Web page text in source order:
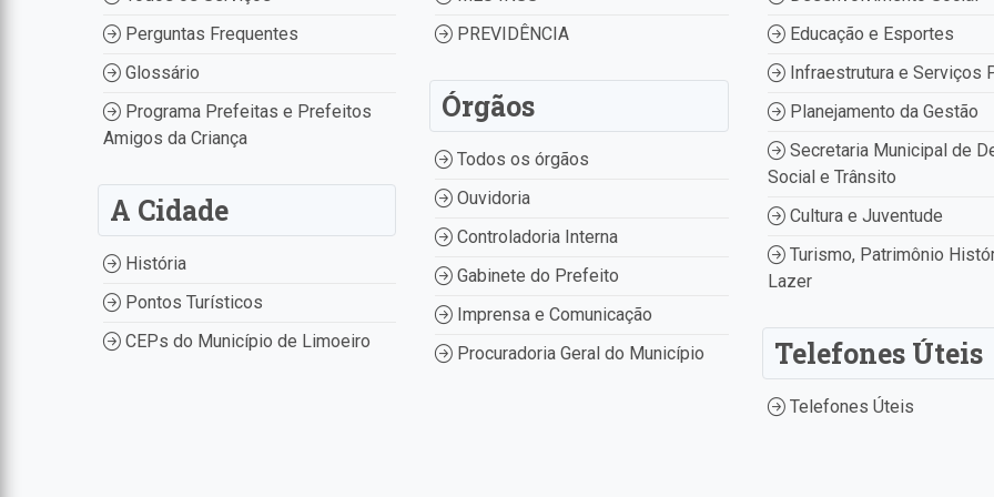
Perguntas Frequentes
Glossário
Programa Prefeitas e Prefeitos
Amigos da Criança
A Cidade
História
Pontos Turísticos
CEPs do Município de Limoeiro
PREVIDÊNCIA
Órgãos
Todos os órgãos
Ouvidoria
Controladoria Interna
Gabinete do Prefeito
Imprensa e Comunicação
Procuradoria Geral do Município
Educação e Esportes
Infraestrutura e Serviços
Planejamento da Gestão
Secretaria Municipal de
Social e Trânsito
Cultura e Juventude
Turismo, Patrimônio
Lazer
Telefones Úteis
Telefones Úteis